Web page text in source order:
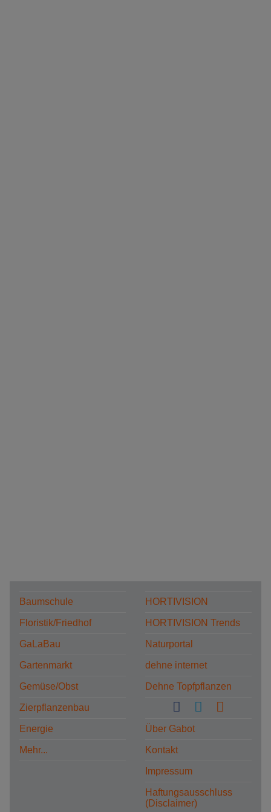
Baumschule
Floristik/Friedhof
GaLaBau
Gartenmarkt
Gemüse/Obst
Zierpflanzenbau
Energie
Mehr...
HORTIVISION
HORTIVISION Trends
Naturportal
dehne internet
Dehne Topfpflanzen
Über Gabot
Kontakt
Impressum
Haftungsausschluss
(Disclaimer)